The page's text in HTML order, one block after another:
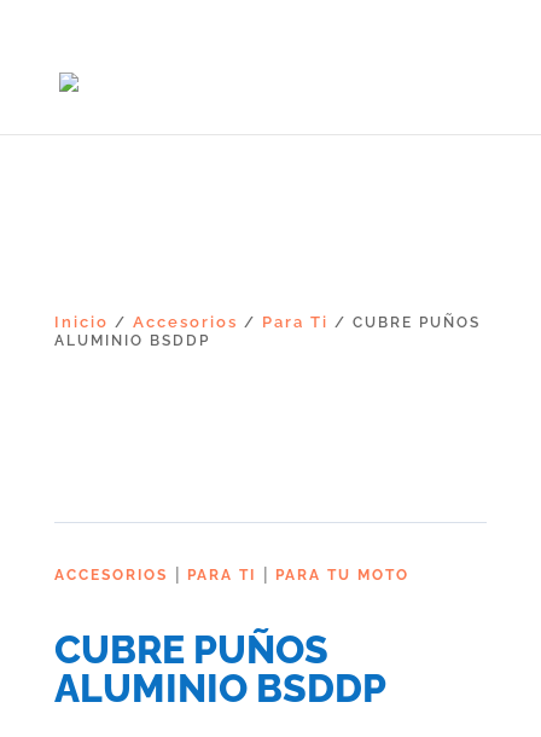
Inicio / Accesorios / Para Ti / CUBRE PUÑOS
ALUMINIO BSDDP
ACCESORIOS | PARA TI | PARA TU MOTO
CUBRE PUÑOS
ALUMINIO BSDDP